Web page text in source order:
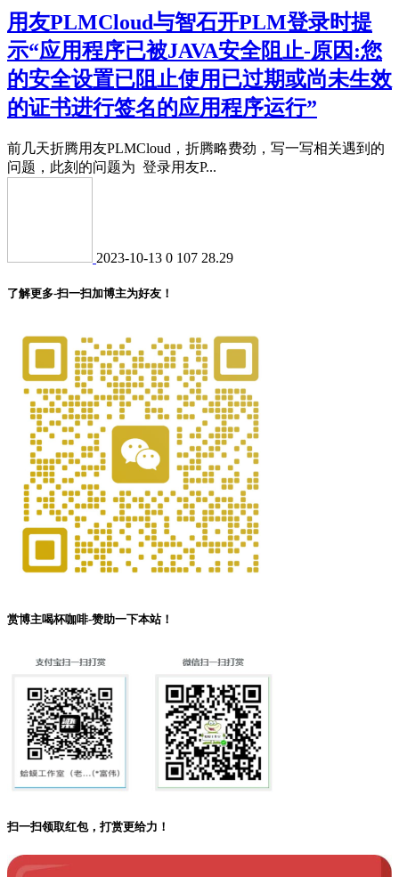
用友PLMCloud与智石开PLM登录时提
示“应用程序已被JAVA安全阻止-原因:您
的安全设置已阻止使用已过期或尚未生效
的证书进行签名的应用程序运行”
前几天折腾用友PLMCloud，折腾略费劲，写一写相关遇到的
问题，此刻的问题为 登录用友P...
2023-10-13 0 107 28.29
了解更多-扫一扫加博主为好友！
赏博主喝杯咖啡-赞助一下本站！
扫一扫领取红包，打赏更给力！